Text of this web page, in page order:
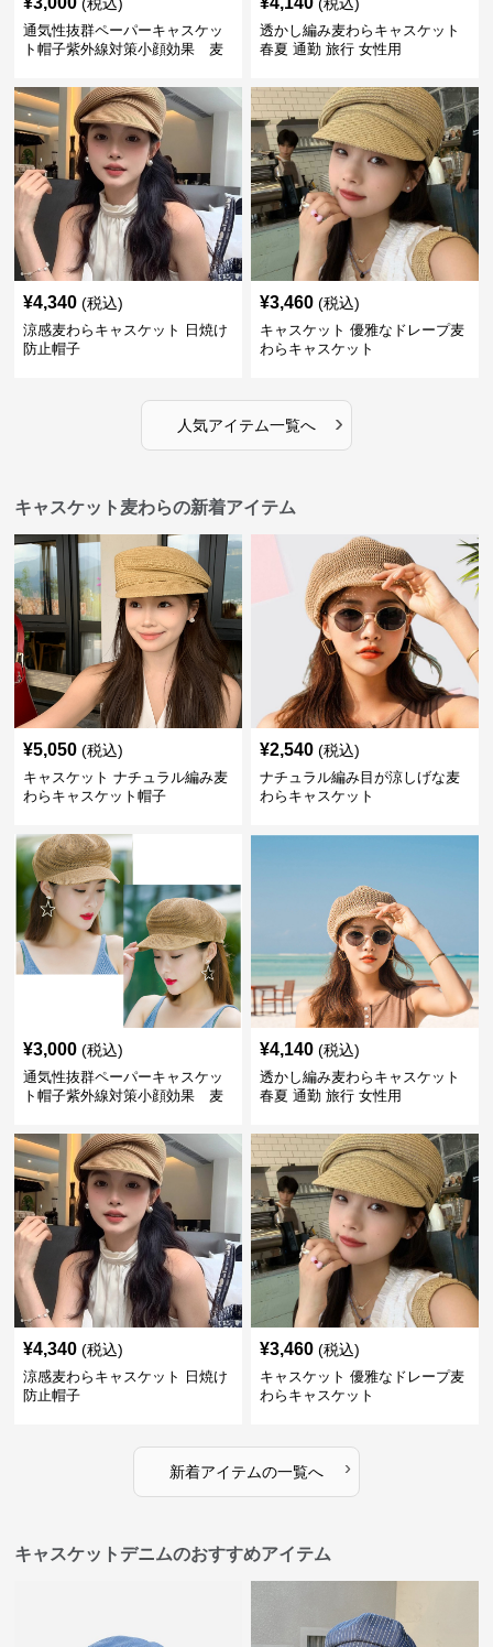
通気性抜群ペーパーキャスケッ
ト帽子紫外線対策小顔効果 麦
透かし編み麦わらキャスケット
春夏 通勤 旅行 女性用
¥4,340 (税込)
涼感麦わらキャスケット 日焼け
防止帽子
¥3,460 (税込)
キャスケット 優雅なドレープ麦
わらキャスケット
人気アイテム一覧へ ›
キャスケット麦わらの新着アイテム
¥5,050 (税込)
キャスケット ナチュラル編み麦
わらキャスケット帽子
¥2,540 (税込)
ナチュラル編み目が涼しげな麦
わらキャスケット
¥3,000 (税込)
通気性抜群ペーパーキャスケッ
ト帽子紫外線対策小顔効果 麦
¥4,140 (税込)
透かし編み麦わらキャスケット
春夏 通勤 旅行 女性用
¥4,340 (税込)
涼感麦わらキャスケット 日焼け
防止帽子
¥3,460 (税込)
キャスケット 優雅なドレープ麦
わらキャスケット
新着アイテムの一覧へ ›
キャスケットデニムのおすすめアイテム